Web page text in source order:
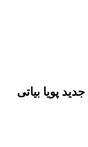
پویا بیاتی